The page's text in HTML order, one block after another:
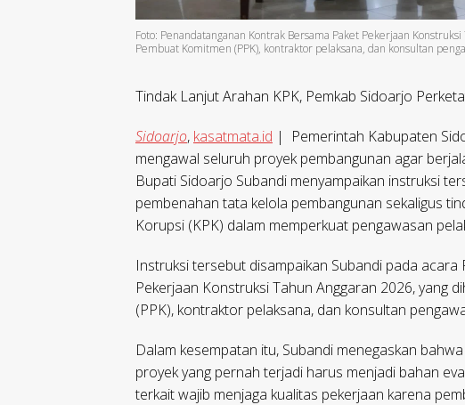
Foto: Penandatanganan Kontrak Bersama Paket Pekerjaan
Pembuat Komitmen (PPK), kontraktor pelaksana, dan konsultan
Tindak Lanjut Arahan KPK, Pemkab Sidoarjo
Sidoarjo, kasatmata.id | Pemerintah Kabupaten
mengawal seluruh proyek pembangunan agar
Bupati Sidoarjo Subandi menyampaikan instruksi
pembenahan tata kelola pembangunan sekaligus
Korupsi (KPK) dalam memperkuat pengawasan
Instruksi tersebut disampaikan Subandi pada
Pekerjaan Konstruksi Tahun Anggaran 2026, yang
(PPK), kontraktor pelaksana, dan konsultan
Dalam kesempatan itu, Subandi menegaskan
proyek yang pernah terjadi harus menjadi bahan
terkait wajib menjaga kualitas pekerjaan karena